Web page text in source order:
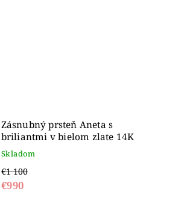
Zásnubný prsteň Aneta s
briliantmi v bielom zlate 14K
Skladom
€1 100
€990